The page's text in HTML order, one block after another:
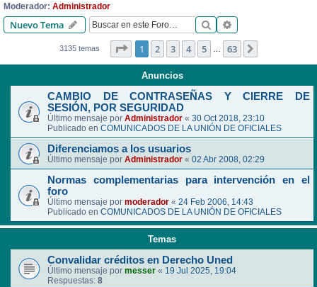
Moderador: Administrador
Nuevo Tema Buscar
3135 temas Página de 63
1 2 3 4 5 … 63
Anuncios
CAMBIO DE CONTRASEÑAS Y CIERRE DE
SESIÓN, POR SEGURIDAD
Último mensaje por Administrador « 30 Oct 2018, 23:10
Publicado en COMUNICADOS DE LA UNIÓN DE OFICIALES
Diferenciamos a los usuarios
Último mensaje por Administrador « 02 Abr 2008, 02:29
Normas complementarias para intervención en el
foro
Último mensaje por moderador « 24 Feb 2006, 14:43
Publicado en COMUNICADOS DE LA UNIÓN DE OFICIALES
Temas
Convalidar créditos en Derecho Uned
Último mensaje por messer « 19 Jul 2025, 19:04
Respuestas: 8